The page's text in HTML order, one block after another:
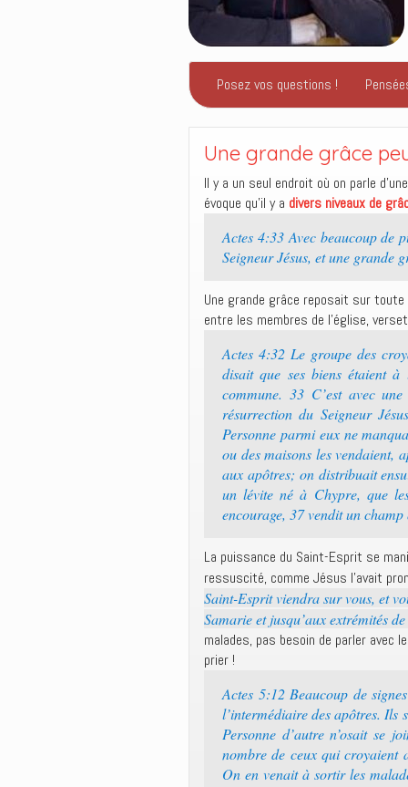
Posez vos questions !
Une grande grâce
Il y a un seul endroit où on parle
évoque qu’il y a divers niveaux de
Actes 4:33 Avec beaucoup de
Seigneur Jésus, et une grande
Une grande grâce reposait sur
entre les membres de l’église,
Actes 4:32 Le groupe des
disait que ses biens étaient
commune. 33 C’est avec
résurrection du Seigneur
Personne parmi eux ne
ou des maisons les vendaient,
aux apôtres; on distribuait
un lévite né à Chypre, que
encourage, 37 vendit un
La puissance du Saint-Esprit se
ressuscité, comme Jésus l’avait
Saint-Esprit viendra sur vous, et
Samarie et jusqu’aux extrémités
malades, pas besoin de parler avec
prier !
Actes 5:12 Beaucoup de
l’intermédiaire des apôtres. Ils
Personne d’autre n’osait se
nombre de ceux qui croyaient
On en venait à sortir les